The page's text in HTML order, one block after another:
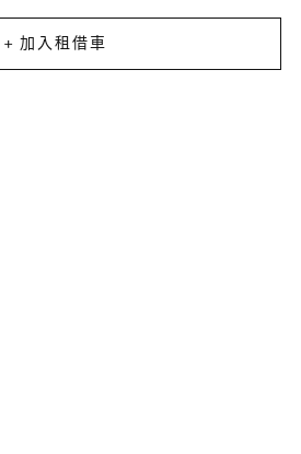
+ 加入租借車